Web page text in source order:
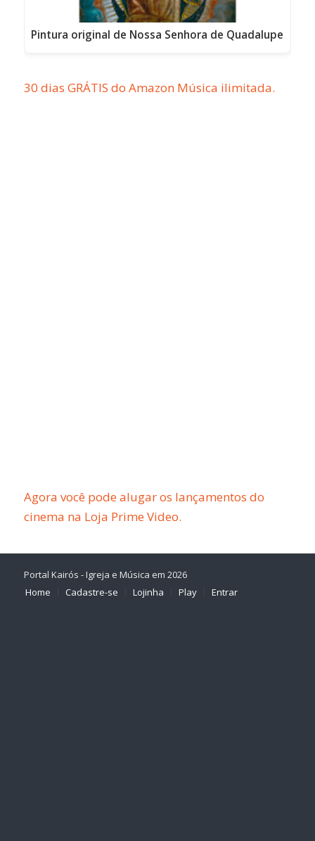
Pintura original de Nossa Senhora de Quadalupe
30 dias GRÁTIS do Amazon Música ilimitada.
Agora você pode alugar os lançamentos do
cinema na Loja Prime Video.
Portal Kairós - Igreja e Música em 2026
Home
Cadastre-se Lojinha Play Entrar